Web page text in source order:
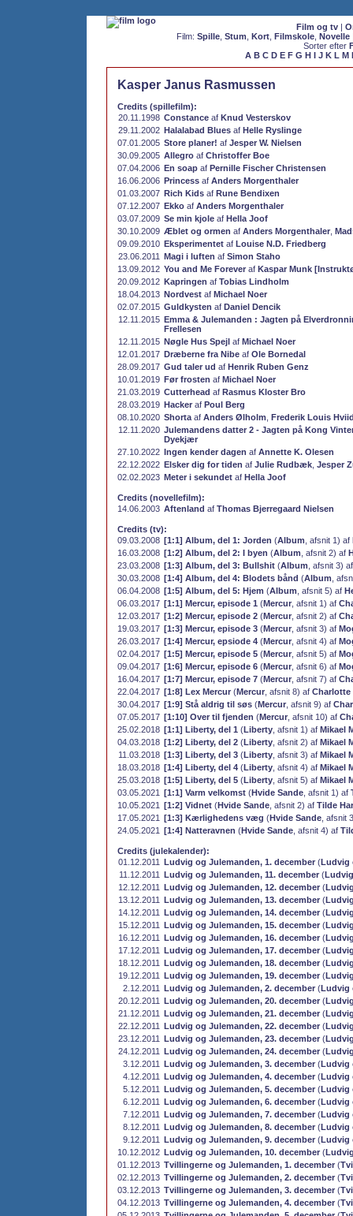
Film og tv|
Film: Spille, Stum Kort, Filmskole, Novelle
Sorter efter
A B C D E F G H I J K L M
Kasper Janus Rasmussen
Credits (spillefilm):
20.11.1998 Constance af Knud Vesterskov
29.11.2002 Halalabad Blues af Helle Ryslinge
07.01.2005 Store planer! af Jesper W. Nielsen
30.09.2005 Allegro af Christoffer Boe
07.04.2006 En soap af Pernille Fischer Christensen
16.06.2006 Princess af Anders Morgenthaler
01.03.2007 Rich Kids af Rune Bendixen
07.12.2007 Ekko af Anders Morgenthaler
03.07.2009 Se min kjole af Hella Joof
30.10.2009 Æblet og ormen af Anders Morgenthaler
09.09.2010 Eksperimentet af Louise N.D. Friedberg
23.06.2011 Magi i luften af Simon Staho
13.09.2012 You and Me Forever af Kaspar Munk
20.09.2012 Kapringen af Tobias Lindholm
18.04.2013 Nordvest af Michael Noer
02.07.2015 Guldkysten af Daniel Dencik
12.11.2015 Emma & Julemanden : Jagten på
Frellesen
12.11.2015 Nøgle Hus Spejl af Michael Noer
12.01.2017 Dræberne fra Nibe af Ole Bornedal
28.09.2017 Gud taler ud af Henrik Ruben Genz
10.01.2019 Før frosten af Michael Noer
21.03.2019 Cutterhead af Rasmus Kloster Bro
28.03.2019 Hacker af Poul Berg
08.10.2020 Shorta af Anders Ølholm Frederik Louis
12.11.2020 Julemandens datter 2 - Jagten på Kong
Dyekjær
27.10.2022 Ingen kender dagen af Annette K. Olesen
22.12.2022 Elsker dig for tiden af Julie Rudbæk Jesper
02.02.2023 Meter i sekundet af Hella Joof
Credits (novellefilm):
14.06.2003 Aftenland af Thomas Bjerregaard Nielsen
Credits (tv):
09.03.2008 [1:1] Album, del 1: Jorden (Album , afsnit 1) af
16.03.2008 [1:2] Album, del 2: I byen (Album , afsnit 2) af
23.03.2008 [1:3] Album, del 3: Bullshit (Album , afsnit 3)
30.03.2008 [1:4] Album, del 4: Blodets bånd (Album ,
06.04.2008 [1:5] Album, del 5: Hjem (Album , afsnit 5) af
06.03.2017 [1:1] Mercur, episode 1 (Mercur , afsnit 1) af
12.03.2017 [1:2] Mercur, episode 2 (Mercur , afsnit 2) af
19.03.2017 [1:3] Mercur, episode 3 (Mercur , afsnit 3) af
26.03.2017 [1:4] Mercur, epsiode 4 (Mercur , afsnit 4) af
02.04.2017 [1:5] Mercur, episode 5 (Mercur , afsnit 5) af
09.04.2017 [1:6] Mercur, episode 6 (Mercur , afsnit 6) af
16.04.2017 [1:7] Mercur, episode 7 (Mercur , afsnit 7) af
22.04.2017 [1:8] Lex Mercur (Mercur , afsnit 8) af Charlotte
30.04.2017 [1:9] Stå aldrig til søs (Mercur , afsnit 9) af
07.05.2017 [1:10] Over til fjenden (Mercur , afsnit 10) af
25.02.2018 [1:1] Liberty, del 1 (Liberty , afsnit 1) af Mikael
04.03.2018 [1:2] Liberty, del 2 (Liberty , afsnit 2) af Mikael
11.03.2018 [1:3] Liberty, del 3 (Liberty , afsnit 3) af Mikael
18.03.2018 [1:4] Liberty, del 4 (Liberty , afsnit 4) af Mikael
25.03.2018 [1:5] Liberty, del 5 (Liberty , afsnit 5) af Mikael
03.05.2021 [1:1] Varm velkomst (Hvide Sande , afsnit 1) af
10.05.2021 [1:2] Vidnet (Hvide Sande , afsnit 2) af Tilde
17.05.2021 [1:3] Kærlighedens væg (Hvide Sande , afsnit
24.05.2021 [1:4] Natteravnen (Hvide Sande , afsnit 4) af
Credits (julekalender):
01.12.2011 Ludvig og Julemanden, 1. december (Ludvig
11.12.2011 Ludvig og Julemanden, 11. december (
12.12.2011 Ludvig og Julemanden, 12. december (
13.12.2011 Ludvig og Julemanden, 13. december (
14.12.2011 Ludvig og Julemanden, 14. december (
15.12.2011 Ludvig og Julemanden, 15. december (
16.12.2011 Ludvig og Julemanden, 16. december (
17.12.2011 Ludvig og Julemanden, 17. december (
18.12.2011 Ludvig og Julemanden, 18. december (
19.12.2011 Ludvig og Julemanden, 19. december (
2.12.2011 Ludvig og Julemanden, 2. december (Ludvig
20.12.2011 Ludvig og Julemanden, 20. december (
21.12.2011 Ludvig og Julemanden, 21. december (
22.12.2011 Ludvig og Julemanden, 22. december (
23.12.2011 Ludvig og Julemanden, 23. december (
24.12.2011 Ludvig og Julemanden, 24. december (
3.12.2011 Ludvig og Julemanden, 3. december (Ludvig
4.12.2011 Ludvig og Julemanden, 4. december (Ludvig
5.12.2011 Ludvig og Julemanden, 5. december (Ludvig
6.12.2011 Ludvig og Julemanden, 6. december (Ludvig
7.12.2011 Ludvig og Julemanden, 7. december (Ludvig
8.12.2011 Ludvig og Julemanden, 8. december (Ludvig
9.12.2011 Ludvig og Julemanden, 9. december (Ludvig
10.12.2012 Ludvig og Julemanden, 10. december (
01.12.2013 Tvillingerne og Julemanden, 1. december (
02.12.2013 Tvillingerne og Julemanden, 2. december (
03.12.2013 Tvillingerne og Julemanden, 3. december (
04.12.2013 Tvillingerne og Julemanden, 4. december (